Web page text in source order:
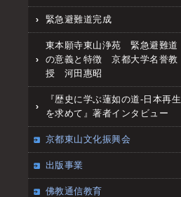
緊急避難道完成
東本願寺東山浄苑 緊急避難道
の意義と特徴 京都大学名誉教
授 河田惠昭
『歴史に学ぶ蓮如の道‐日本再生
を求めて』著者インタビュー
京都東山文化振興会
出版事業
佛教通信教育